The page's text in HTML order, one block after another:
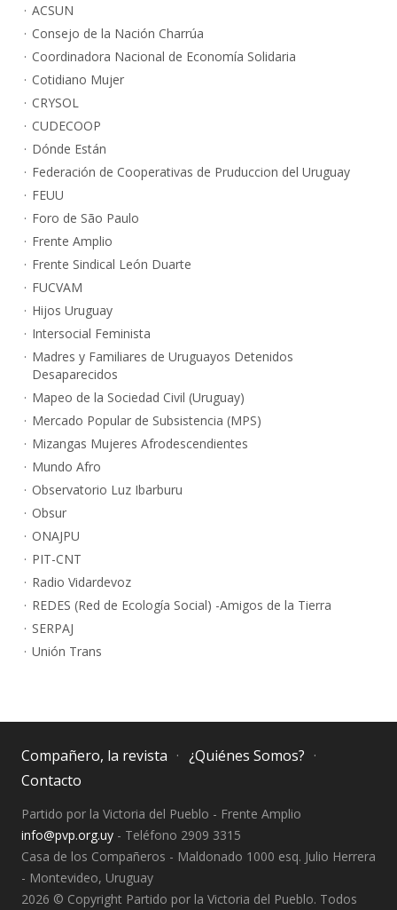
ACSUN
Consejo de la Nación Charrúa
Coordinadora Nacional de Economía Solidaria
Cotidiano Mujer
CRYSOL
CUDECOOP
Dónde Están
Federación de Cooperativas de Pruduccion del Uruguay
FEUU
Foro de São Paulo
Frente Amplio
Frente Sindical León Duarte
FUCVAM
Hijos Uruguay
Intersocial Feminista
Madres y Familiares de Uruguayos Detenidos
Desaparecidos
Mapeo de la Sociedad Civil (Uruguay)
Mercado Popular de Subsistencia (MPS)
Mizangas Mujeres Afrodescendientes
Mundo Afro
Observatorio Luz Ibarburu
Obsur
ONAJPU
PIT-CNT
Radio Vidardevoz
REDES (Red de Ecología Social) -Amigos de la Tierra
SERPAJ
Unión Trans
Compañero, la revista
¿Quiénes Somos?
Contacto
Partido por la Victoria del Pueblo - Frente Amplio
info@pvp.org.uy - Teléfono 2909 3315
Casa de los Compañeros - Maldonado 1000 esq. Julio Herrera
- Montevideo, Uruguay
2026 © Copyright Partido por la Victoria del Pueblo. Todos